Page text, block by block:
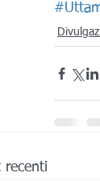
recenti